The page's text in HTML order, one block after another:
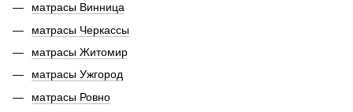
матрасы Винница
матрасы Черкассы
матрасы Житомир
матрасы Ужгород
матрасы Ровно